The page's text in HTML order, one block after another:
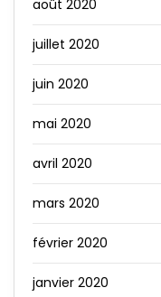
août 2020
juillet 2020
juin 2020
mai 2020
avril 2020
mars 2020
février 2020
janvier 2020